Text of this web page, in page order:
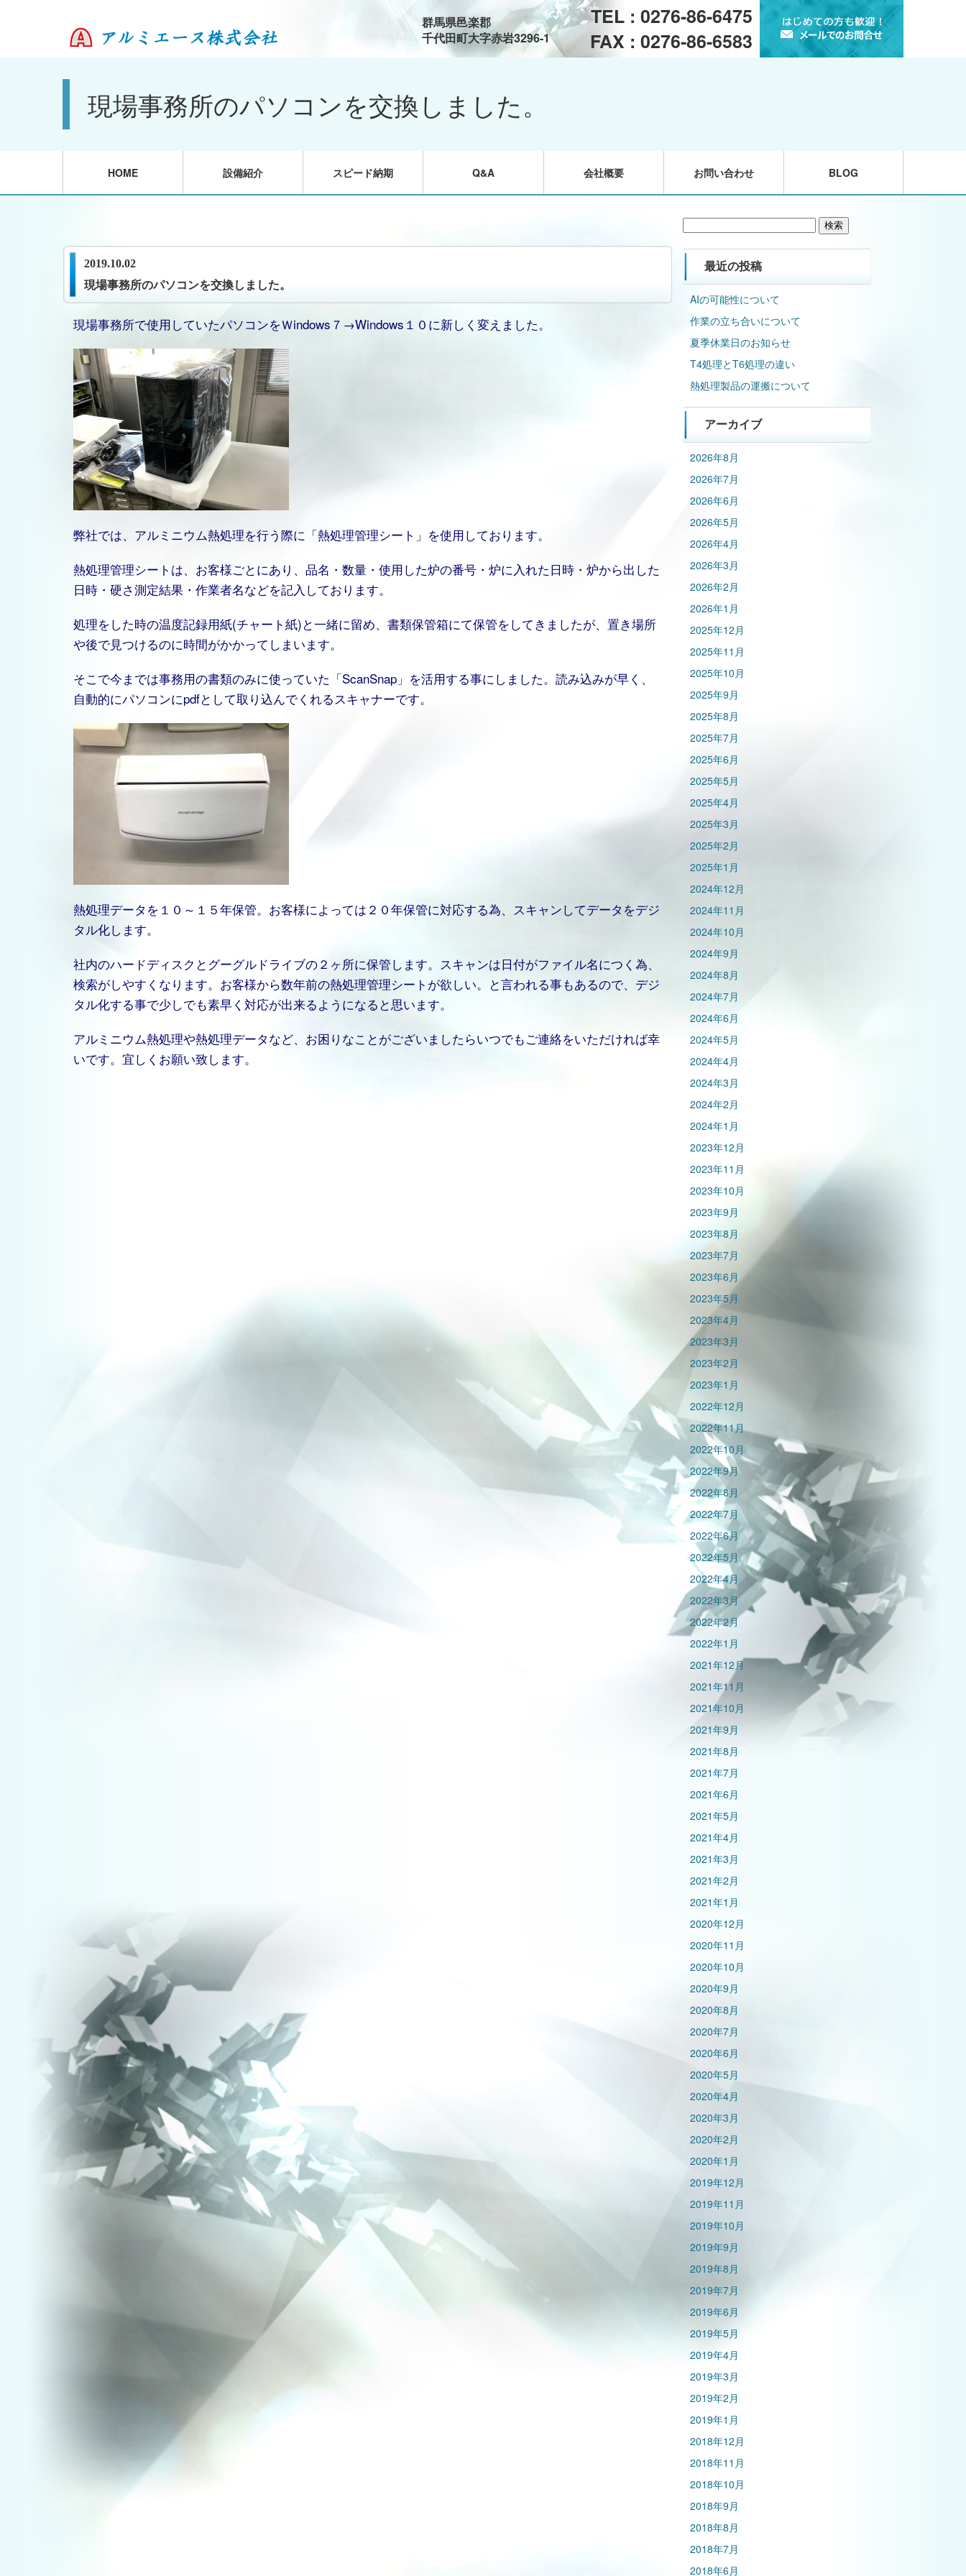
TEL : 0276-86-6475
FAX : 0276-86-6583
群馬県邑楽郡
千代田町大字赤岩3296-1
現場事務所のパソコンを交換しました。
HOME 設備紹介 スピード納期 Q&A 会社概要 お問い合わせ BLOG
2019.10.02
現場事務所のパソコンを交換しました。
現場事務所で使用していたパソコンをＷindows７→Windows１０に新しく変えました。
弊社では、アルミニウム熱処理を行う際に「熱処理管理シート」を使用しております。
熱処理管理シートは、お客様ごとにあり、品名・数量・使用した炉の番号・炉に入れた日時・炉から出した
日時・硬さ測定結果・作業者名などを記入しております。
処理をした時の温度記録用紙(チャート紙)と一緒に留め、書類保管箱にて保管をしてきましたが、置き場所
や後で見つけるのに時間がかかってしまいます。
そこで今までは事務用の書類のみに使っていた「ScanSnap」を活用する事にしました。読み込みが早く、
自動的にパソコンにpdfとして取り込んでくれるスキャナーです。
熱処理データを１０～１５年保管。お客様によっては２０年保管に対応する為、スキャンしてデータをデジ
タル化します。
社内のハードディスクとグーグルドライブの２ヶ所に保管します。スキャンは日付がファイル名につく為、
検索がしやすくなります。お客様から数年前の熱処理管理シートが欲しい。と言われる事もあるので、デジ
タル化する事で少しでも素早く対応が出来るようになると思います。
アルミニウム熱処理や熱処理データなど、お困りなことがございましたらいつでもご連絡をいただければ幸
いです。宜しくお願い致します。
最近の投稿
AIの可能性について
作業の立ち合いについて
夏季休業日のお知らせ
T4処理とT6処理の違い
熱処理製品の運搬について
アーカイブ
2026年8月
2026年7月
2026年6月
2026年5月
2026年4月
2026年3月
2026年2月
2026年1月
2025年12月
2025年11月
2025年10月
2025年9月
2025年8月
2025年7月
2025年6月
2025年5月
2025年4月
2025年3月
2025年2月
2025年1月
2024年12月
2024年11月
2024年10月
2024年9月
2024年8月
2024年7月
2024年6月
2024年5月
2024年4月
2024年3月
2024年2月
2024年1月
2023年12月
2023年11月
2023年10月
2023年9月
2023年8月
2023年7月
2023年6月
2023年5月
2023年4月
2023年3月
2023年2月
2023年1月
2022年12月
2022年11月
2022年10月
2022年9月
2022年8月
2022年7月
2022年6月
2022年5月
2022年4月
2022年3月
2022年2月
2022年1月
2021年12月
2021年11月
2021年10月
2021年9月
2021年8月
2021年7月
2021年6月
2021年5月
2021年4月
2021年3月
2021年2月
2021年1月
2020年12月
2020年11月
2020年10月
2020年9月
2020年8月
2020年7月
2020年6月
2020年5月
2020年4月
2020年3月
2020年2月
2020年1月
2019年12月
2019年11月
2019年10月
2019年9月
2019年8月
2019年7月
2019年6月
2019年5月
2019年4月
2019年3月
2019年2月
2019年1月
2018年12月
2018年11月
2018年10月
2018年9月
2018年8月
2018年7月
2018年6月